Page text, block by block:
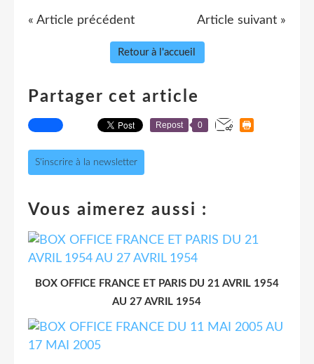
« Article précédent Article suivant »
Retour à l'accueil
Partager cet article
Repost 0
S'inscrire à la newsletter
Vous aimerez aussi :
BOX OFFICE FRANCE ET PARIS DU 21 AVRIL 1954
AU 27 AVRIL 1954